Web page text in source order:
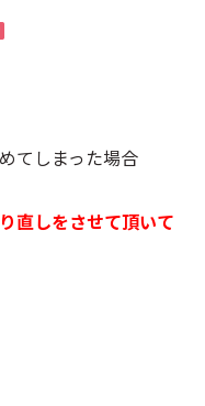
てしまった場合
直しをさせて頂いて